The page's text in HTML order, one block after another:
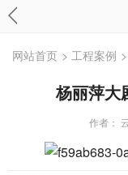
网站首页 > 工程案例
杨丽萍大
作者：